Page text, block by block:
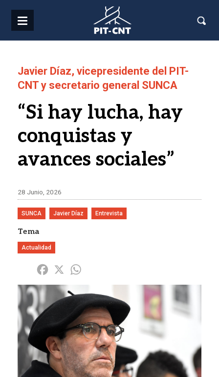
Javier Díaz, vicepresidente del PIT-
CNT y secretario general SUNCA
“Si hay lucha, hay
conquistas y
avances sociales”
28 Junio, 2026
SUNCA Javier Díaz Entrevista
Tema
Actualidad
Share Facebook
X
Imagen